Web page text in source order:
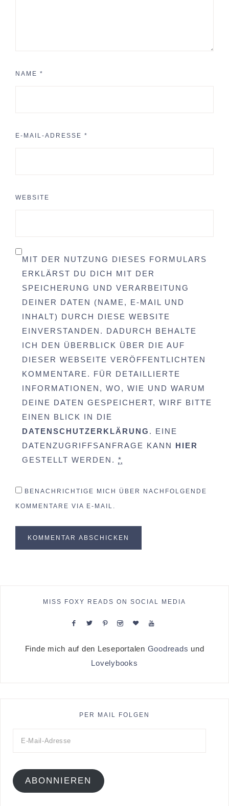
NAME *
E-MAIL-ADRESSE *
WEBSITE
MIT DER NUTZUNG DIESES FORMULARS
ERKLÄRST DU DICH MIT DER
SPEICHERUNG UND VERARBEITUNG
DEINER DATEN (NAME, E-MAIL UND
INHALT) DURCH DIESE WEBSITE
EINVERSTANDEN. DADURCH BEHALTE
ICH DEN ÜBERBLICK ÜBER DIE AUF
DIESER WEBSEITE VERÖFFENTLICHTEN
KOMMENTARE. FÜR DETAILLIERTE
INFORMATIONEN, WO, WIE UND WARUM
DEINE DATEN GESPEICHERT, WIRF BITTE
EINEN BLICK IN DIE
DATENSCHUTZERKLÄRUNG . EINE
DATENZUGRIFFSANFRAGE KANN HIER
GESTELLT WERDEN. *
BENACHRICHTIGE MICH ÜBER NACHFOLGENDE
KOMMENTARE VIA E-MAIL.
MISS FOXY READS ON SOCIAL MEDIA
Finde mich auf den Leseportalen Goodreads und
Lovelybooks
PER MAIL FOLGEN
ABONNIEREN